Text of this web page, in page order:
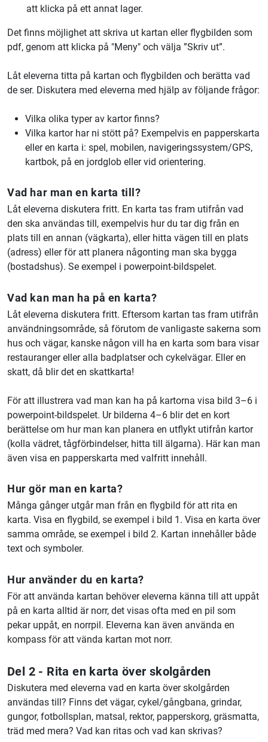
att klicka på ett annat lager.
Det finns möjlighet att skriva ut kartan eller flygbilden som
pdf, genom att klicka på "Meny" och välja ”Skriv ut”.
Låt eleverna titta på kartan och flygbilden och berätta vad
de ser. Diskutera med eleverna med hjälp av följande frågor:
Vilka olika typer av kartor finns?
Vilka kartor har ni stött på? Exempelvis en papperskarta
eller en karta i: spel, mobilen, navigeringssystem/GPS,
kartbok, på en jordglob eller vid orientering.
Vad har man en karta till?
Låt eleverna diskutera fritt. En karta tas fram utifrån vad
den ska användas till, exempelvis hur du tar dig från en
plats till en annan (vägkarta), eller hitta vägen till en plats
(adress) eller för att planera någonting man ska bygga
(bostadshus). Se exempel i powerpoint-bildspelet.
Vad kan man ha på en karta?
Låt eleverna diskutera fritt. Eftersom kartan tas fram utifrån
användningsområde, så förutom de vanligaste sakerna som
hus och vägar, kanske någon vill ha en karta som bara visar
restauranger eller alla badplatser och cykelvägar. Eller en
skatt, då blir det en skattkarta!
För att illustrera vad man kan ha på kartorna visa bild 3–6 i
powerpoint-bildspelet. Ur bilderna 4–6 blir det en kort
berättelse om hur man kan planera en utflykt utifrån kartor
(kolla vädret, tågförbindelser, hitta till älgarna). Här kan man
även visa en papperskarta med valfritt innehåll.
Hur gör man en karta?
Många gånger utgår man från en flygbild för att rita en
karta. Visa en flygbild, se exempel i bild 1. Visa en karta över
samma område, se exempel i bild 2. Kartan innehåller både
text och symboler.
Hur använder du en karta?
För att använda kartan behöver eleverna känna till att uppåt
på en karta alltid är norr, det visas ofta med en pil som
pekar uppåt, en norrpil. Eleverna kan även använda en
kompass för att vända kartan mot norr.
Del 2 - Rita en karta över skolgården
Diskutera med eleverna vad en karta över skolgården
användas till? Finns det vägar, cykel/gångbana, grindar,
gungor, fotbollsplan, matsal, rektor, papperskorg, gräsmatta,
träd med mera? Vad kan ritas och vad kan skrivas?